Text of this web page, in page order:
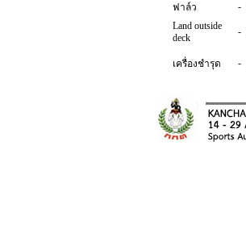
ฟาล์ว
-
Land outside
deck
-
เครื่องชำรุด -